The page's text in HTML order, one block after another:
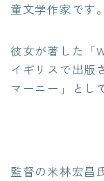
童文学作家です。
彼女が著した「
イギリスで出版
マーニー」とし
監督の米林宏昌